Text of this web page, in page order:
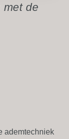
met de
ademtechniek